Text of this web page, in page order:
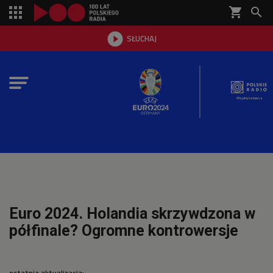
shopping_cart 
 SŁUCHAJ

Oficjalny nadawca
Euro 2024. Holandia skrzywdzona w
półfinale? Ogromne kontrowersje